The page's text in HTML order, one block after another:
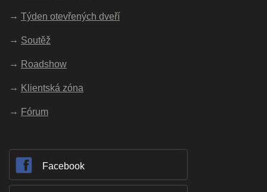
Týden otevřených dveří
Soutěž
Roadshow
Klientská zóna
Fórum
Facebook